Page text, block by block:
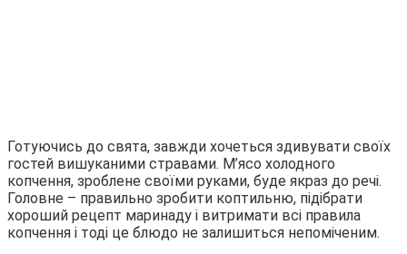
Готуючись до свята, завжди хочеться здивувати своїх
гостей вишуканими стравами. М’ясо холодного
копчення, зроблене своїми руками, буде якраз до речі.
Головне – правильно зробити коптильню, підібрати
хороший рецепт маринаду і витримати всі правила
копчення і тоді це блюдо не залишиться непоміченим.